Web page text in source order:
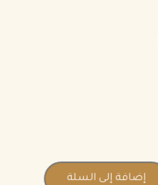
إضافة إلى السلة